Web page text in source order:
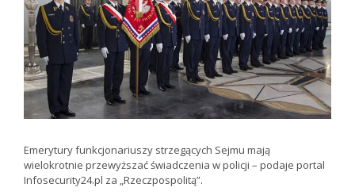
Emerytury funkcjonariuszy strzegących Sejmu mają
wielokrotnie przewyższać świadczenia w policji – podaje portal
Infosecurity24.pl za „Rzeczpospolitą”.